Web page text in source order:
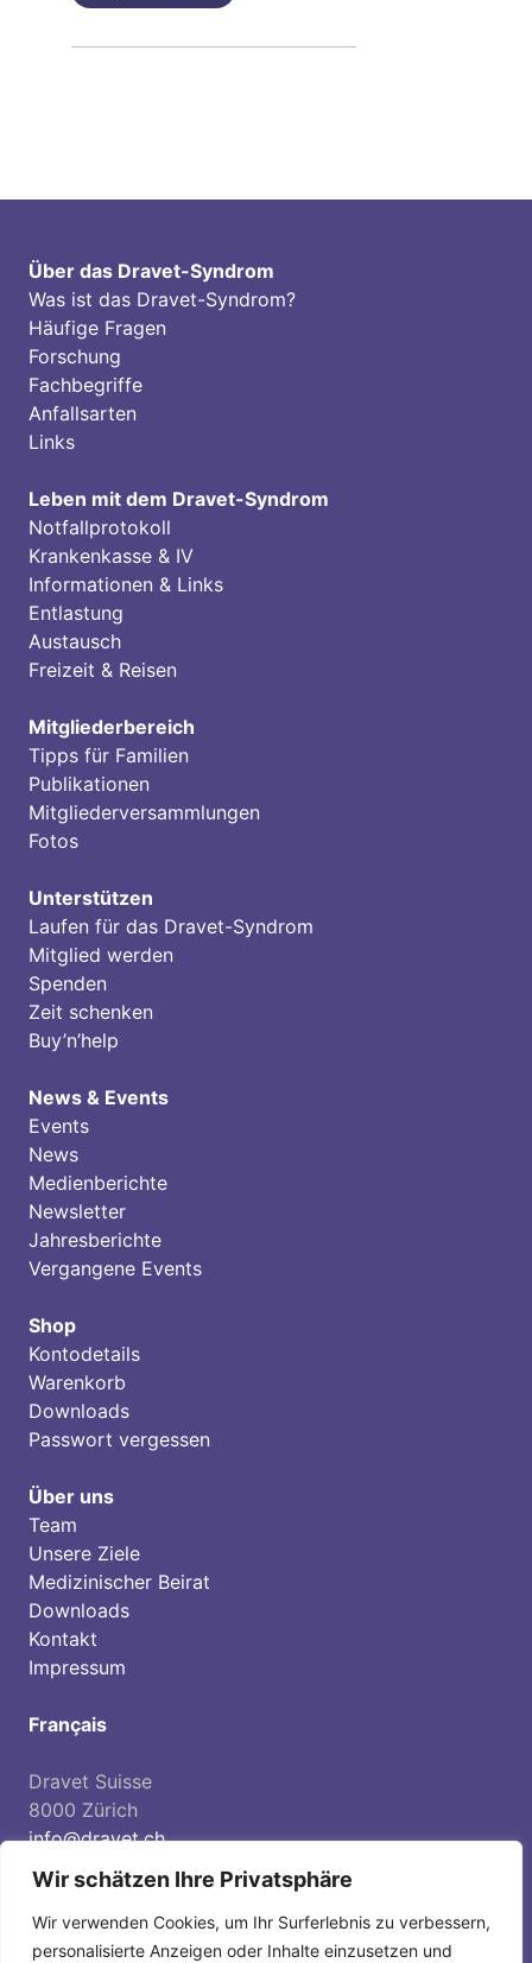
Wir schätzen Ihre Privatsphäre
Wir verwenden Cookies, um Ihr Surferlebnis zu verbessern,
personalisierte Anzeigen oder Inhalte einzusetzen und
Über das Dravet-Syndrom
Was ist das Dravet-Syndrom?
Häufige Fragen
Forschung
Fachbegriffe
Anfallsarten
Links
Leben mit dem Dravet-Syndrom
Notfallprotokoll
Krankenkasse & IV
Informationen & Links
Entlastung
Austausch
Freizeit & Reisen
Mitgliederbereich
Tipps für Familien
Publikationen
Mitgliederversammlungen
Fotos
Unterstützen
Laufen für das Dravet-Syndrom
Mitglied werden
Spenden
Zeit schenken
Buy’n’help
News & Events
Events
News
Medienberichte
Newsletter
Jahresberichte
Vergangene Events
Shop
Kontodetails
Warenkorb
Downloads
Passwort vergessen
Über uns
Team
Unsere Ziele
Medizinischer Beirat
Downloads
Kontakt
Impressum
Français
Dravet Suisse
8000 Zürich
info@dravet.ch
Spendenkonto:
IBAN CH36 0900 0000 8559 9491 3